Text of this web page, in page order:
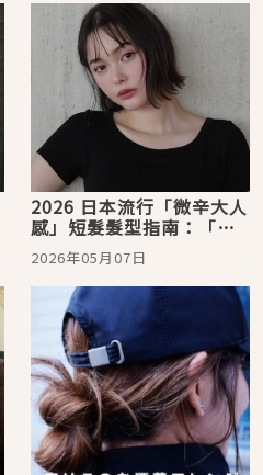
2026 日本流行「微辛大人
感」短髮髮型指南：「微
風鮑伯」最受歡迎、顯臉
小又層次感十足
2026年05月07日